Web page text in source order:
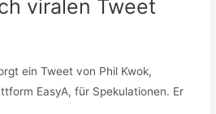
viralen Tweet
ein Tweet von Phil Kwok,
EasyA, für Spekulationen. Er